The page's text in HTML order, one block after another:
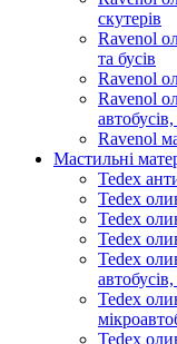
скутерів
Ravenol
та бусів
Ravenol
Ravenol
Ravenol
Мастильні
Tedex
Tedex
Tedex
Tedex
Tedex
Tedex
Tedex